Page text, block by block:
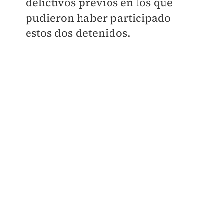
pudieron haber participado
estos dos detenidos.